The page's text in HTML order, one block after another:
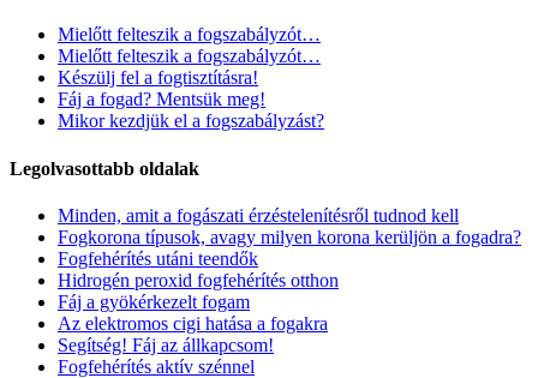
Mielőtt felteszik a fogszabályzót…
Mielőtt felteszik a fogszabályzót…
Készülj fel a fogtisztításra!
Fáj a fogad? Mentsük meg!
Mikor kezdjük el a fogszabályzást?
Legolvasottabb oldalak
Minden, amit a fogászati érzéstelenítésről tudnod kell
Fogkorona típusok, avagy milyen korona kerüljön a fogadra?
Fogfehérítés utáni teendők
Hidrogén peroxid fogfehérítés otthon
Fáj a gyökérkezelt fogam
Az elektromos cigi hatása a fogakra
Segítség! Fáj az állkapcsom!
Fogfehérítés aktív szénnel